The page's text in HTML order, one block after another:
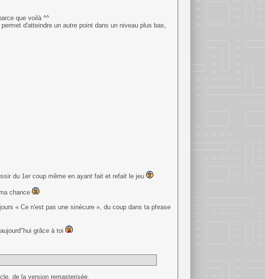
que voilà ^^
d'atteindre un autre point dans un niveau plus bas,
du 1er coup même en ayant fait et refait le jeu
chance
« Ce n'est pas une sinécure », du coup dans ta phrase
grâce à toi
de la version remasterisée.